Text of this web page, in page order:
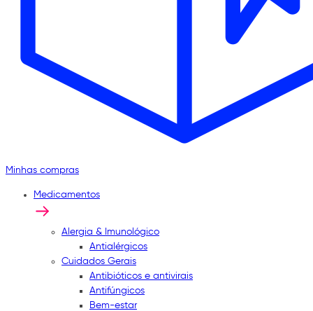
Minhas compras
Medicamentos
Alergia & Imunológico
Antialérgicos
Cuidados Gerais
Antibióticos e antivirais
Antifúngicos
Bem-estar